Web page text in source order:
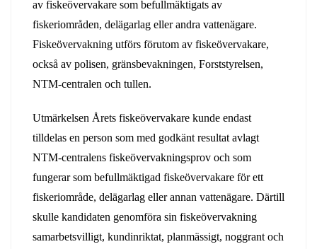
av fiskeövervakare som befullmäktigats av
fiskeriområden, delägarlag eller andra vattenägare.
Fiskeövervakning utförs förutom av fiskeövervakare,
också av polisen, gränsbevakningen, Forststyrelsen,
NTM-centralen och tullen.
Utmärkelsen Årets fiskeövervakare kunde endast
tilldelas en person som med godkänt resultat avlagt
NTM-centralens fiskeövervakningsprov och som
fungerar som befullmäktigad fiskeövervakare för ett
fiskeriområde, delägarlag eller annan vattenägare. Därtill
skulle kandidaten genomföra sin fiskeövervakning
samarbetsvilligt, kundinriktat, planmässigt, noggrant och